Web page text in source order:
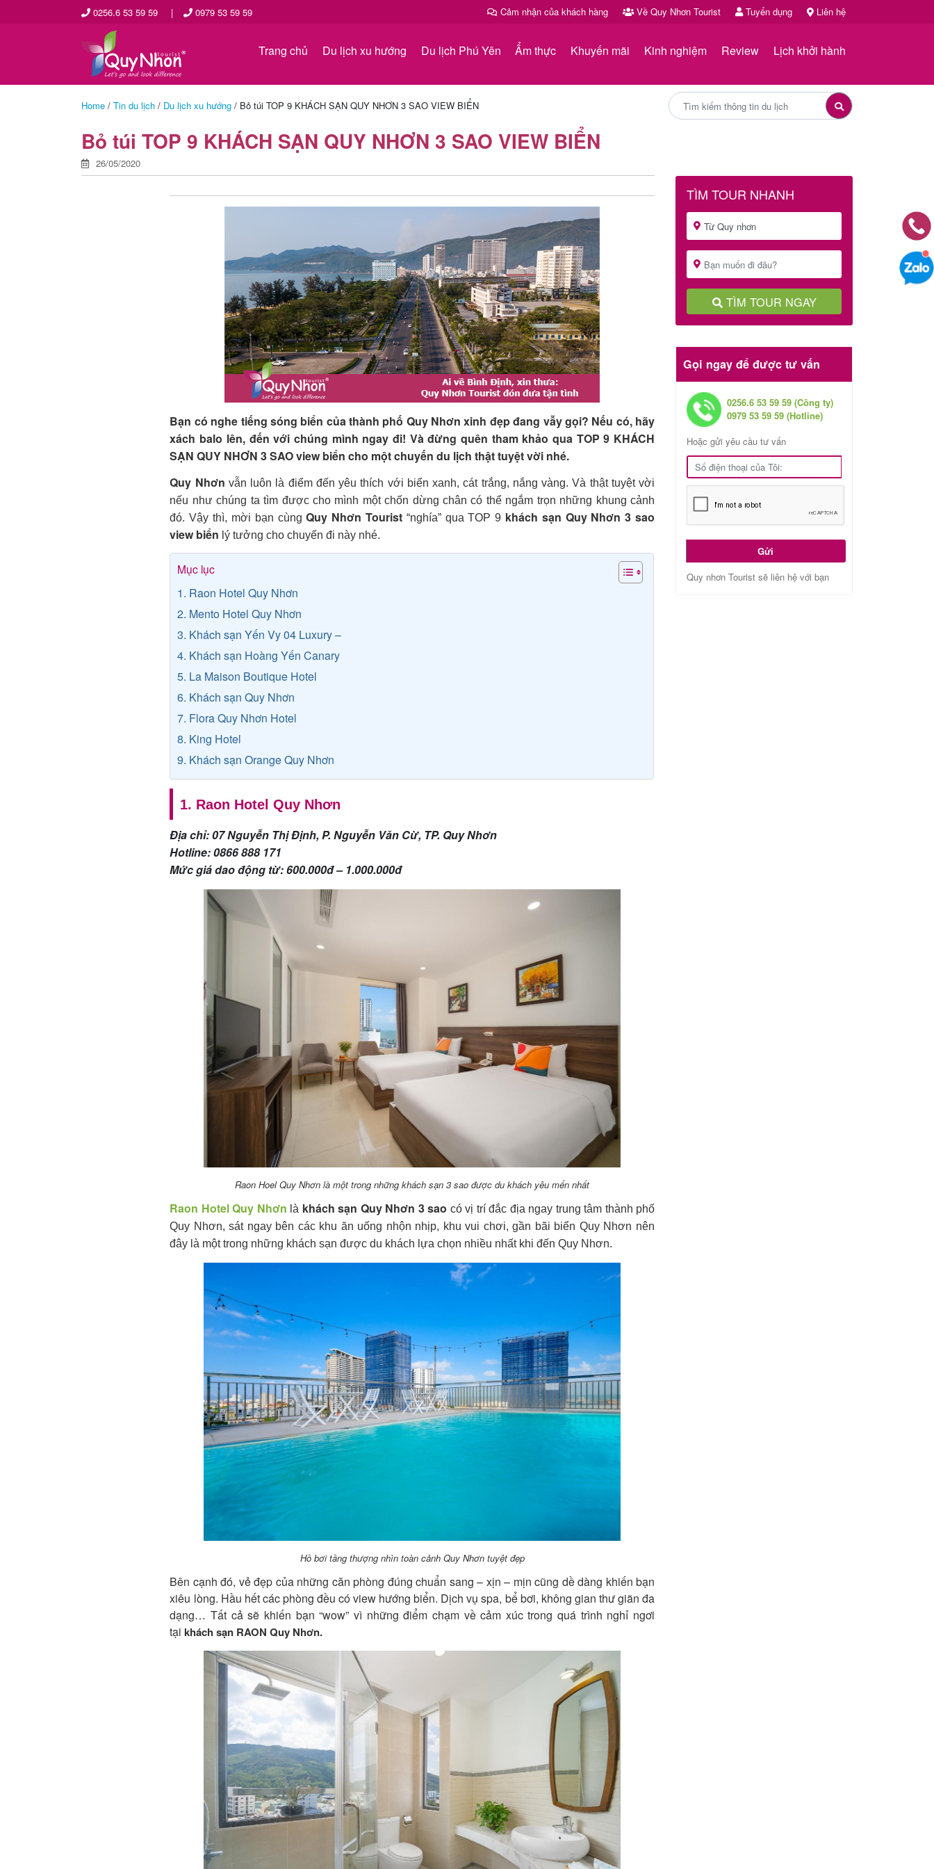
0256.6 53 59 59 | 0979 53 59 59 Cảm nhận của khách hàng Về Quy Nhơn Tourist Tuyển dụng Liên hệ
Trang chủ Du lịch xu hướng Du lịch Phú Yên Ẩm thực Khuyến mãi Kinh nghiệm Review Lịch khởi hành
Home / Tin du lịch / Du lịch xu hướng / Bỏ túi TOP 9 KHÁCH SẠN QUY NHƠN 3 SAO VIEW BIỂN
Bỏ túi TOP 9 KHÁCH SẠN QUY NHƠN 3 SAO VIEW BIỂN
26/05/2020
Bạn có nghe tiếng sóng biển của thành phố Quy Nhơn xinh đẹp đang vẫy gọi? Nếu có, hãy
xách balo lên, đến với chúng mình ngay đi! Và đừng quên tham khảo qua TOP 9 KHÁCH
SẠN QUY NHƠN 3 SAO view biển cho một chuyến du lịch thật tuyệt vời nhé.
Quy Nhơn vẫn luôn là điểm đến yêu thích với biển xanh, cát trắng, nắng vàng. Và thật tuyệt vời
nếu như chúng ta tìm được cho mình một chốn dừng chân có thể ngắm trọn những khung cảnh
đó. Vậy thì, mời bạn cùngQuy Nhơn Tourist“nghía” qua TOP 9 khách sạn Quy Nhơn 3 sao
view biển lý tưởng cho chuyến đi này nhé.
Mục lục
1. Raon Hotel Quy Nhơn
2. Mento Hotel Quy Nhơn
3. Khách sạn Yến Vy 04 Luxury –
4. Khách sạn Hoàng Yến Canary
5. La Maison Boutique Hotel
6. Khách sạn Quy Nhơn
7. Flora Quy Nhơn Hotel
8. King Hotel
9. Khách sạn Orange Quy Nhơn
1. Raon Hotel Quy Nhơn
Địa chỉ: 07 Nguyễn Thị Định, P. Nguyễn Văn Cừ, TP. Quy Nhơn
Hotline:0866 888 171
Mức giá dao động từ: 600.000đ – 1.000.000đ
Raon Hoel Quy Nhơn là một trong những khách sạn 3 sao được du khách yêu mến nhất
Raon Hotel Quy Nhơn là khách sạn Quy Nhơn 3 sao có vị trí đắc địa ngay trung tâm thành phố
Quy Nhơn, sát ngay bên các khu ăn uống nhộn nhịp, khu vui chơi, gần bãi biển Quy Nhơn nên
đây là một trong những khách sạn được du khách lựa chọn nhiều nhất khi đến Quy Nhơn.
Hồ bơi tầng thượng nhìn toàn cảnh Quy Nhơn tuyệt đẹp
Bên cạnh đó, vẻ đẹp của những căn phòng đúng chuẩn sang – xịn – mịn cũng dề dàng khiến bạn
xiêu lòng. Hầu hết các phòng đều có view hướng biển. Dịch vụ spa, bể bơi, không gian thư giãn đa
dạng… Tất cả sẽ khiến bạn “wow” vì những điểm chạm về cảm xúc trong quá trình nghỉ ngơi
tạikhách sạn RAON Quy Nhơn.
TÌM TOUR NHANH
TÌM TOUR NGAY
Gọi ngay để được tư vấn
0256.6 53 59 59 (Công ty)
0979 53 59 59 (Hotline)
Hoặc gửi yêu cầu tư vấn
Gửi
Quy nhơn Tourist sẽ liên hệ với bạn